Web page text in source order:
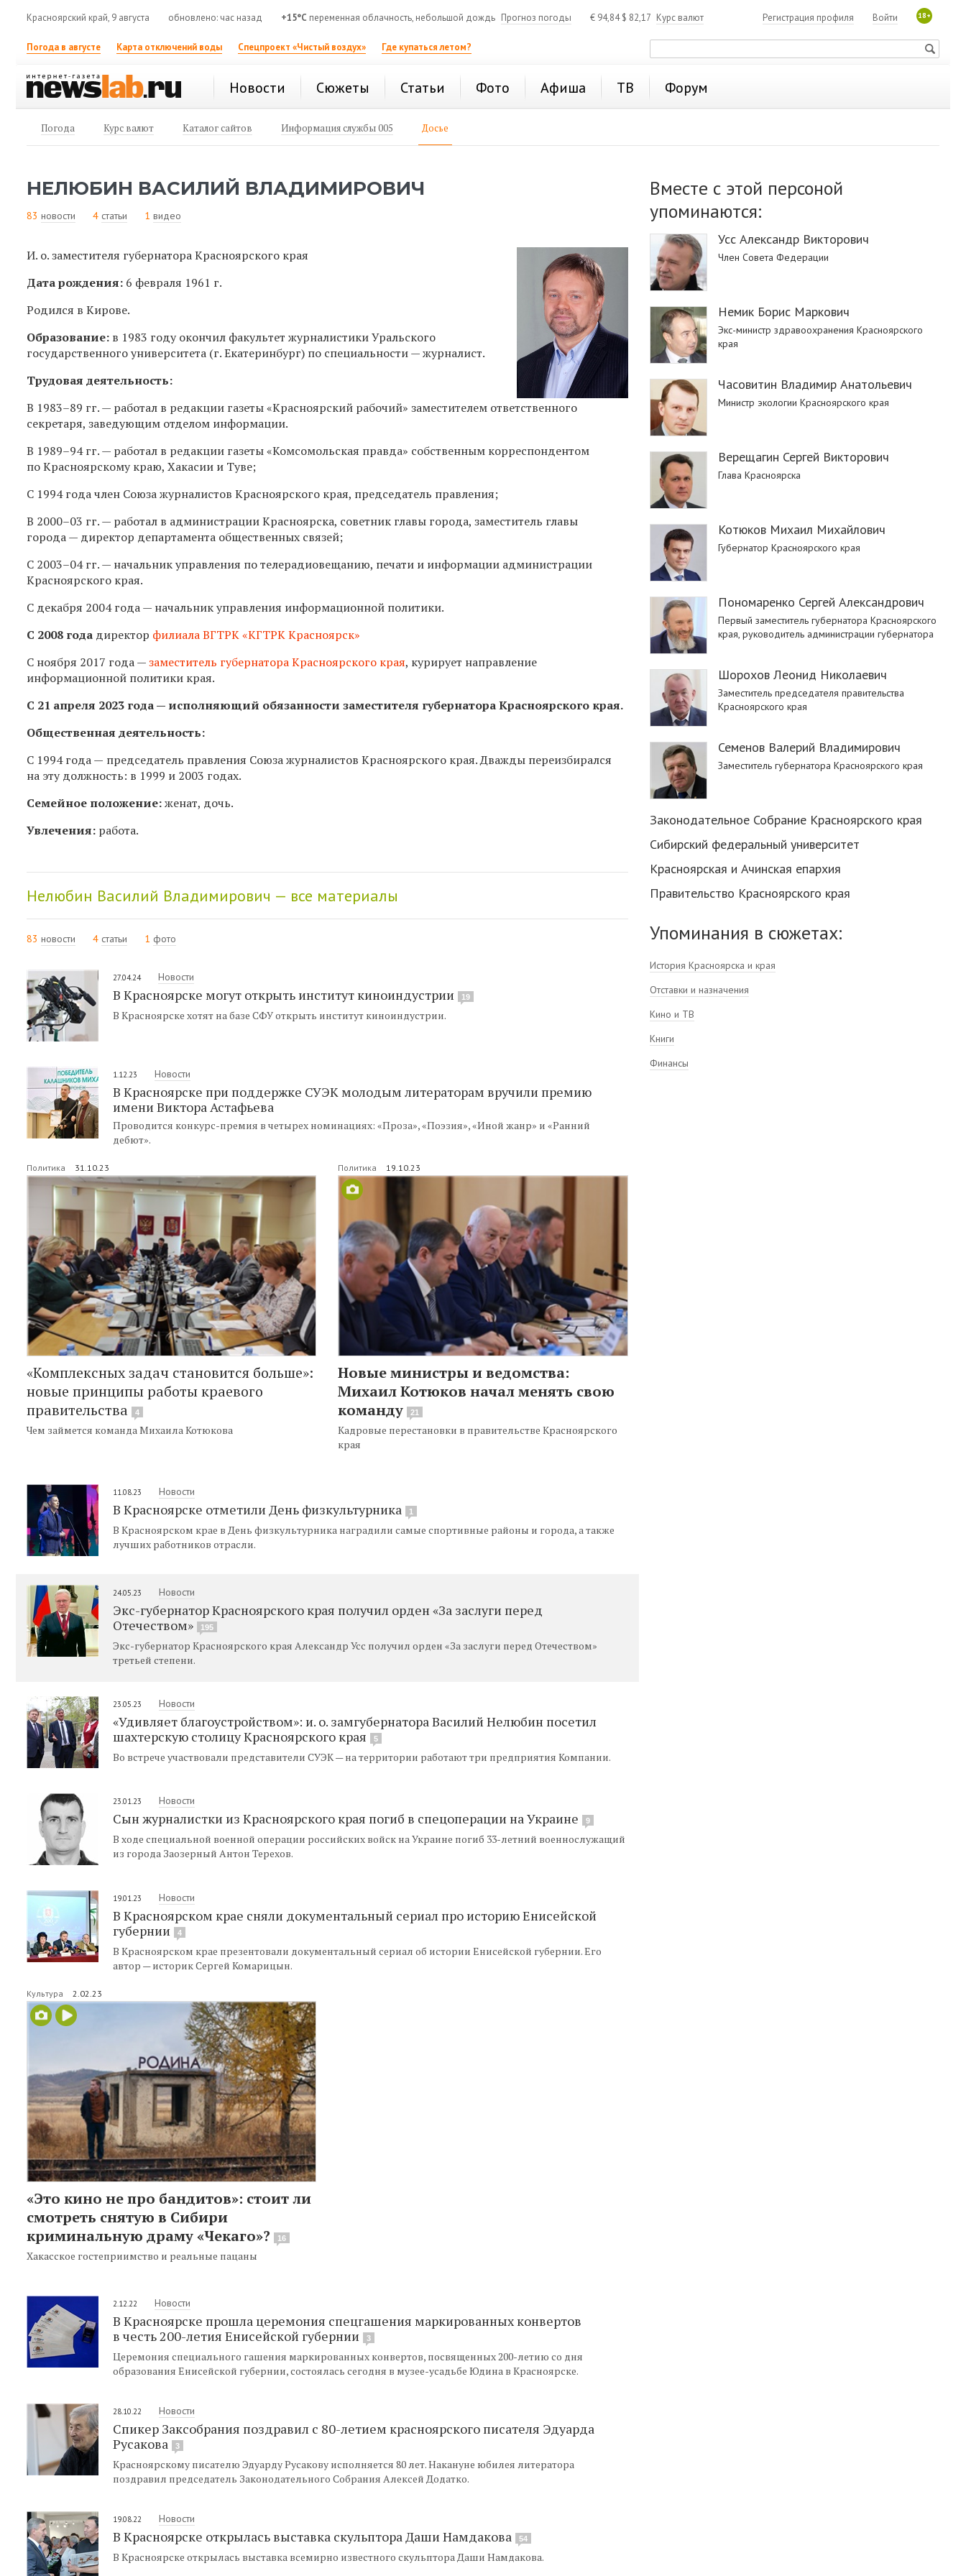
Красноярский край, 9 августа обновлено: час назад +15°C переменная облачность, небольшой дождь Прогноз погоды € 94,84$ 82,17 Курс валют 18+
Войти
Регистрация профиля
Погода в августе Карта отключений воды Спецпроект «Чистый воздух» Где купаться летом?
Новости Сюжеты Статьи Фото Афиша ТВ Форум
Погода Курс валют Каталог сайтов Информация службы 005 Досье
НЕЛЮБИН ВАСИЛИЙ ВЛАДИМИРОВИЧ
83 новости 4 статьи 1 видео
И. о. заместителя губернатора Красноярского края
Дата рождения: 6 февраля 1961 г.
Родился в Кирове.
Образование: в 1983 годуокончил факультет журналистики Уральского
государственного университета (г. Екатеринбург) по специальности — журналист.
Трудовая деятельность:
В 1983–89 гг.— работал в редакции газеты «Красноярский рабочий» заместителем ответственного
секретаря, заведующим отделом информации.
В 1989–94 гг.— работал в редакции газеты «Комсомольская правда» собственным корреспондентом
по Красноярскому краю, Хакасии и Туве;
С 1994 года член Союза журналистов Красноярского края, председатель правления;
В 2000–03 гг.— работал в администрации Красноярска, советник главы города, заместитель главы
города — директор департамента общественных связей;
С 2003–04 гг.— начальник управления по телерадиовещанию, печати и информации администрации
Красноярского края.
С декабря 2004 года — начальник управления информационной политики.
С 2008 года директор филиала ВГТРК «КГТРК Красноярск»
С ноября 2017 года —заместитель губернатора Красноярского края, курирует направление
информационной политики края.
С 21 апреля 2023 года — исполняющий обязанности заместителя губернатора Красноярского края.
Общественная деятельность:
С 1994 года — председатель правления Союза журналистов Красноярского края. Дважды переизбирался
на эту должность: в 1999 и 2003 годах.
Семейное положение:женат, дочь.
Увлечения: работа.
Нелюбин Василий Владимирович — все материалы
83 новости 4 статьи 1 фото
27.04.24 Новости
В Красноярске могут открыть институт киноиндустрии 19
В Красноярске хотят на базе СФУ открыть институт киноиндустрии.
1.12.23 Новости
В Красноярске при поддержке СУЭК молодым литераторам вручили премию
имени Виктора Астафьева
Проводится конкурс-премия в четырех номинациях: «Проза», «Поэзия», «Иной жанр» и «Ранний
дебют».
Политика 31.10.23
«Комплексных задач становится больше»:
новые принципы работы краевого
правительства
4
Чем займется команда Михаила Котюкова
Политика 19.10.23
Новые министры и ведомства:
Михаил Котюков начал менять свою
команду
21
Кадровые перестановки в правительстве Красноярского
края
11.08.23 Новости
В Красноярске отметили День физкультурника 1
В Красноярском крае в День физкультурника наградили самые спортивные районы и города, а также
лучших работников отрасли.
24.05.23 Новости
Экс-губернатор Красноярского края получил орден «За заслуги перед
Отечеством»
195
Экс-губернатор Красноярского края Александр Усс получил орден «За заслуги перед Отечеством»
третьей степени.
23.05.23 Новости
«Удивляет благоустройством»: и. о. замгубернатора Василий Нелюбин посетил
шахтерскую столицу Красноярского края
5
Во встрече участвовали представители СУЭК — на территории работают три предприятия Компании.
23.01.23 Новости
Сын журналистки из Красноярского края погиб в спецоперации на Украине 9
В ходе специальной военной операции российских войск на Украине погиб 33-летний военнослужащий
из города Заозерный Антон Терехов.
19.01.23 Новости
В Красноярском крае сняли документальный сериал про историю Енисейской
губернии
4
В Красноярском крае презентовали документальный сериал об истории Енисейской губернии. Его
автор — историк Сергей Комарицын.
Культура 2.02.23
«Это кино не про бандитов»: стоит ли
смотреть снятую в Сибири
криминальную драму «Чекаго»?
16
Хакасское гостеприимство и реальные пацаны
2.12.22 Новости
В Красноярске прошла церемония спецгашения маркированных конвертов
в честь 200-летия Енисейской губернии
3
Церемония специального гашения маркированных конвертов, посвященных 200-летию со дня
образования Енисейской губернии, состоялась сегодня в музее-усадьбе Юдина в Красноярске.
28.10.22 Новости
Спикер Заксобрания поздравил с 80-летием красноярского писателя Эдуарда
Русакова
3
Красноярскому писателю Эдуарду Русакову исполняется 80 лет. Накануне юбилея литератора
поздравил председатель Законодательного Собрания Алексей Додатко.
19.08.22 Новости
В Красноярске открылась выставка скульптора Даши Намдакова 54
В Красноярске открылась выставка всемирно известного скульптора Даши Намдакова.
Вместе с этой персоной
упоминаются:
Усс Александр Викторович
Член Совета Федерации
Немик Борис Маркович
Экс-министр здравоохранения Красноярского
края
Часовитин Владимир Анатольевич
Министр экологии Красноярского края
Верещагин Сергей Викторович
Глава Красноярска
Котюков Михаил Михайлович
Губернатор Красноярского края
Пономаренко Сергей Александрович
Первый заместитель губернатора Красноярского
края, руководитель администрации губернатора
Шорохов Леонид Николаевич
Заместитель председателя правительства
Красноярского края
Семенов Валерий Владимирович
Заместитель губернатора Красноярского края
Законодательное Собрание Красноярского края
Сибирский федеральный университет
Красноярская и Ачинская епархия
Правительство Красноярского края
Упоминания в сюжетах:
История Красноярска и края
Отставки и назначения
Кино и ТВ
Книги
Финансы